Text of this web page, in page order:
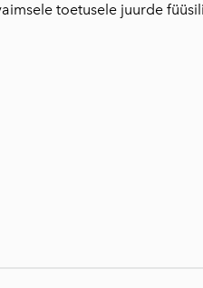
toetusele juurde